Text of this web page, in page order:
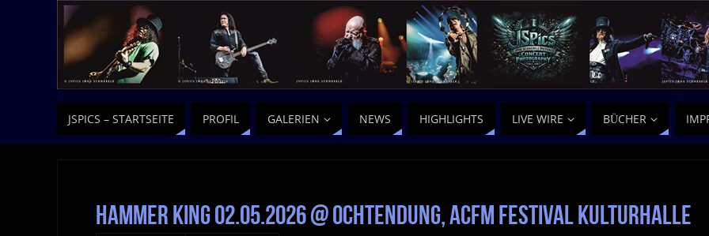
JSPICS – STARTSEITE PROFIL GALERIEN NEWS HIGHLIGHTS LIVE WIRE BÜCHER
Hammer King 02.05.2026 @ Ochtendung, ACFM Festival Kulturhalle